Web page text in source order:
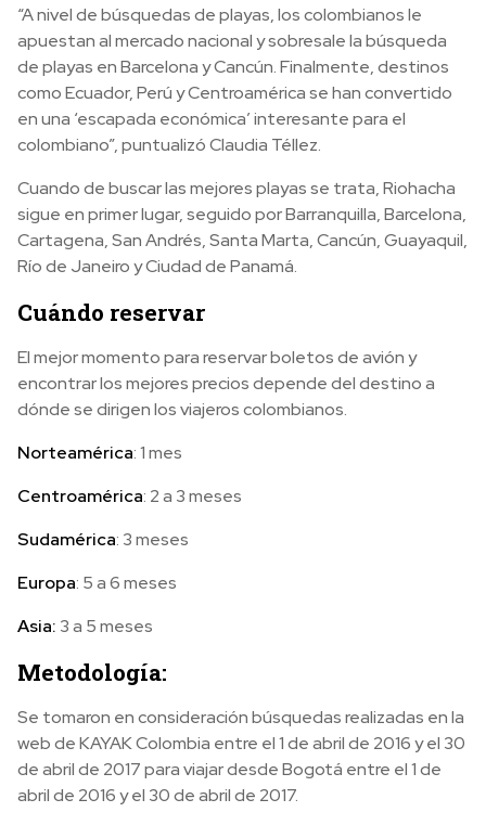
“A nivel de búsquedas de playas, los colombianos le
apuestan al mercado nacional y sobresale la búsqueda
de playas en Barcelona y Cancún. Finalmente, destinos
como Ecuador, Perú y Centroamérica se han convertido
en una ‘escapada económica’ interesante para el
colombiano”, puntualizó Claudia Téllez.
Cuando de buscar las mejores playas se trata, Riohacha
sigue en primer lugar, seguido por Barranquilla, Barcelona,
Cartagena, San Andrés, Santa Marta, Cancún, Guayaquil,
Río de Janeiro y Ciudad de Panamá.
Cuándo reservar
El mejor momento para reservar boletos de avión y
encontrar los mejores precios depende del destino a
dónde se dirigen los viajeros colombianos.
Norteamérica: 1 mes
Centroamérica: 2 a 3 meses
Sudamérica: 3 meses
Europa: 5 a 6 meses
Asia: 3 a 5 meses
Metodología:
Se tomaron en consideración búsquedas realizadas en la
web de KAYAK Colombia entre el 1 de abril de 2016 y el 30
de abril de 2017 para viajar desde Bogotá entre el 1 de
abril de 2016 y el 30 de abril de 2017.